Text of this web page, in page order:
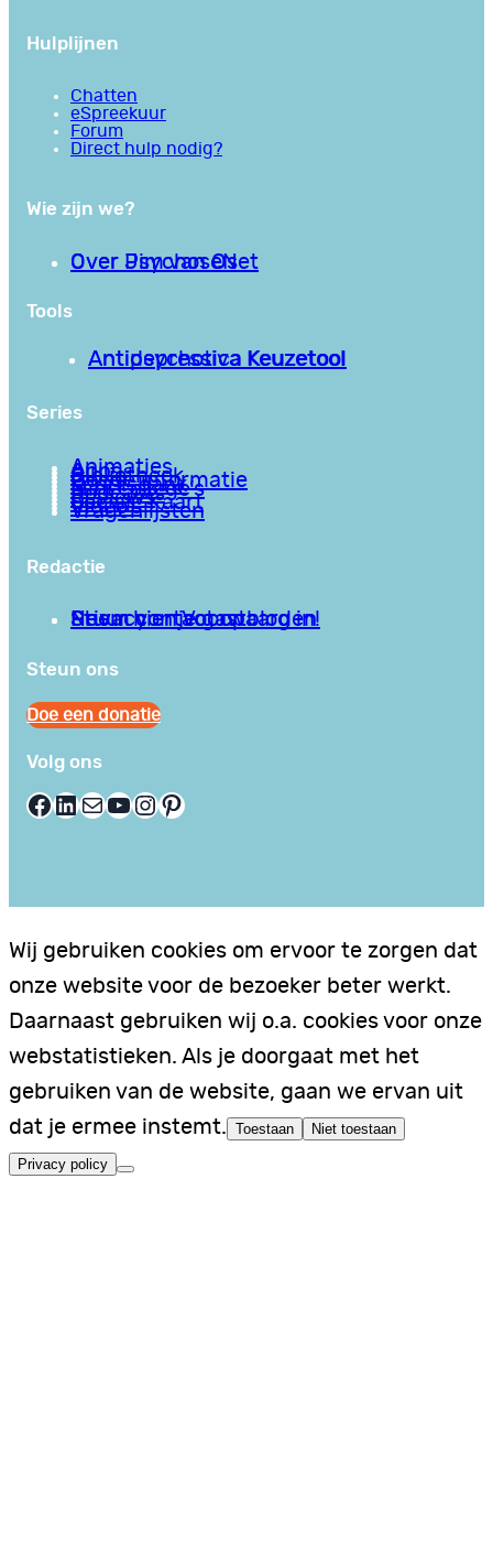
Hulplijnen
Chatten
eSpreekuur
Forum
Direct hulp nodig?
Wie zijn we?
Over PsychoseNet
Over Jim van Os
Tools
Antipsychotica Keuzetool
Antidepressiva Keuzetool
Series
Animaties
Apps
Bibliotheek
Goede informatie
Kennisbank
Mini college’s
Podcasts
Reviews
Sociale Kaart
Video’s
Vragenlijsten
Redactie
Privacy en Voorwaarden
Stuur hier je gastblog in!
Neem contact op
Steun ons
Doe een donatie
Volg ons
Facebook LinkedIn E-mail YouTube InstagramPinterest
Wij gebruiken cookies om ervoor te zorgen dat
onze website voor de bezoeker beter werkt.
Daarnaast gebruiken wij o.a. cookies voor onze
webstatistieken. Als je doorgaat met het
gebruiken van de website, gaan we ervan uit
dat je ermee instemt. Toestaan Niet toestaan
Privacy policy